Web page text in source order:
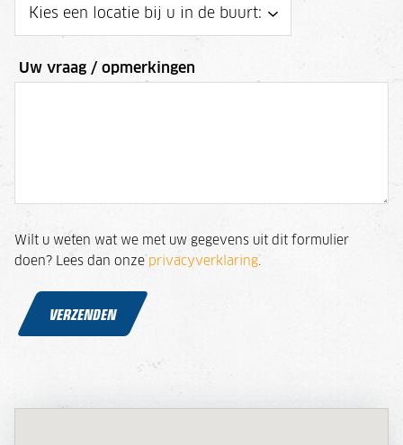
Uw vraag / opmerkingen
Wilt u weten wat we met uw gegevens uit dit formulier
doen? Lees dan onze privacyverklaring.
VERZENDEN